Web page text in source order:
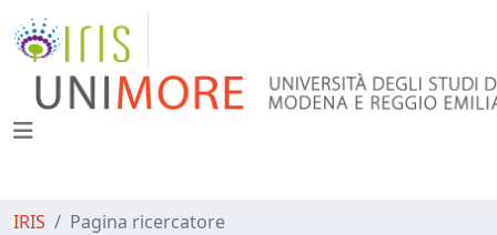
IRIS Pagina ricercatore